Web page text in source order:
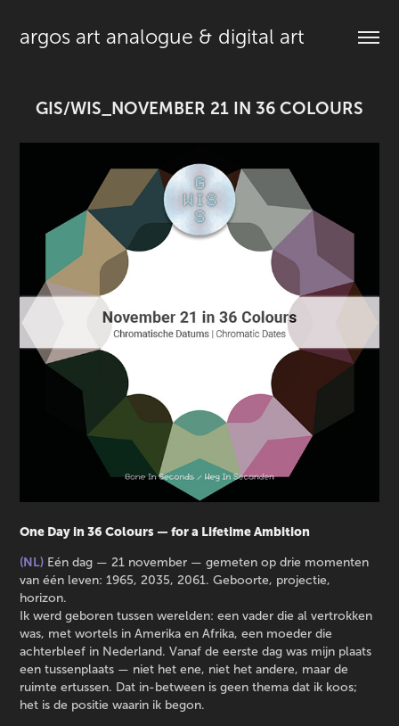
argos art analogue & digital art
GIS/WIS_NOVEMBER 21 IN 36 COLOURS
One Day in 36 Colours — for a Lifetime Ambition
(NL) Eén dag — 21 november — gemeten op drie momenten
van één leven: 1965, 2035, 2061. Geboorte, projectie,
horizon.
Ik werd geboren tussen werelden: een vader die al vertrokken
was, met wortels in Amerika en Afrika, een moeder die
achterbleef in Nederland. Vanaf de eerste dag was mijn plaats
een tussenplaats — niet het ene, niet het andere, maar de
ruimte ertussen. Dat in-between is geen thema dat ik koos;
het is de positie waarin ik begon.